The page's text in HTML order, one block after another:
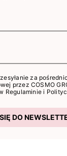
za
przez COSMO
Regulaminie i
DO